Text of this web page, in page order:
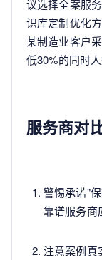
议选择全案服
识库定制优化
某制造业客户
低30%的同时人
服务商对
警惕承诺"
靠谱服务商
注意案例真